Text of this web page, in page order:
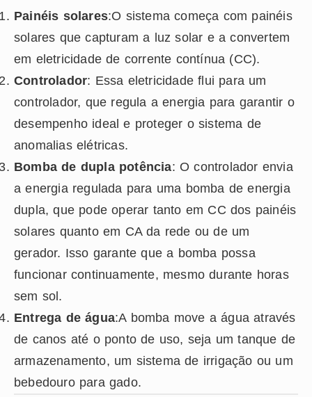
Painéis solares:O sistema começa com painéis
solares que capturam a luz solar e a convertem
em eletricidade de corrente contínua (CC).
Controlador: Essa eletricidade flui para um
controlador, que regula a energia para garantir o
desempenho ideal e proteger o sistema de
anomalias elétricas.
Bomba de dupla potência: O controlador envia
a energia regulada para uma bomba de energia
dupla, que pode operar tanto em CC dos painéis
solares quanto em CA da rede ou de um
gerador. Isso garante que a bomba possa
funcionar continuamente, mesmo durante horas
sem sol.
Entrega de água:A bomba move a água através
de canos até o ponto de uso, seja um tanque de
armazenamento, um sistema de irrigação ou um
bebedouro para gado.